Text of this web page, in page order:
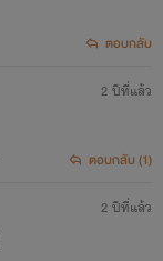
ตอบกลับ
2 ปีที่แล้ว
ตอบกลับ (1)
2 ปีที่แล้ว